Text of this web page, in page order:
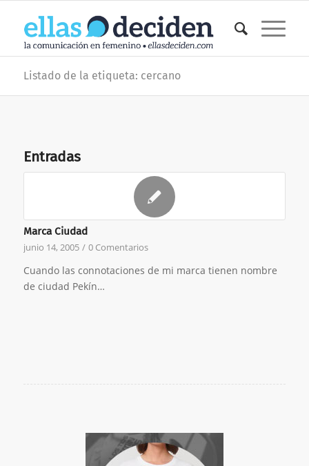
Listado de la etiqueta: cercano
Entradas
Marca Ciudad
junio 14, 2005 / 0 Comentarios
Cuando las connotaciones de mi marca tienen nombre
de ciudad Pekín…